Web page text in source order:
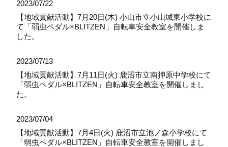
2023/07/22
【地域貢献活動】7月20日(木) 小山市立小山城東小学校に
て「弱虫ペダル×BLITZEN」自転車安全教室を開催しま
した。
2023/07/13
【地域貢献活動】7月11日(火) 鹿沼市立南押原中学校にて
「弱虫ペダル×BLITZEN」自転車安全教室を開催しまし
た。
2023/07/04
【地域貢献活動】7月4日(火) 鹿沼市立池ノ森小学校にて
「弱虫ペダル×BLITZEN」自転車安全教室を開催しまし